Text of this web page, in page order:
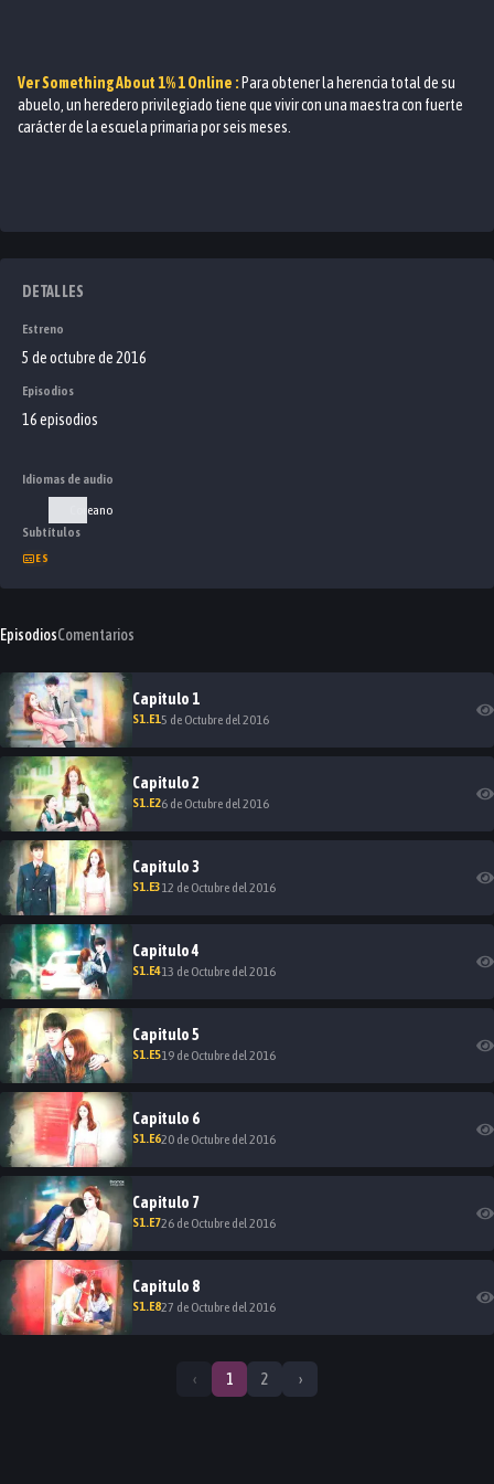
VerSomething About 1% 1Online : Para obtener la herencia total de su
abuelo, un heredero privilegiado tiene que vivir con una maestra con fuerte
carácter de la escuela primaria por seis meses.
DETALLES
Estreno
5 de octubre de 2016
Episodios
16 episodios
Idiomas de audio
Coreano
Subtítulos
ES
EpisodiosComentarios
Capitulo 1
S1.E15 de Octubre del 2016
Capitulo2
S1.E26 de Octubre del 2016
Capitulo3
S1.E312 de Octubre del 2016
Capitulo4
S1.E413 de Octubre del 2016
Capitulo5
S1.E519 de Octubre del 2016
Capitulo 6
S1.E620 de Octubre del 2016
Capitulo 7
S1.E726 de Octubre del 2016
Capitulo 8
S1.E827 de Octubre del 2016
‹ 1 2 ›